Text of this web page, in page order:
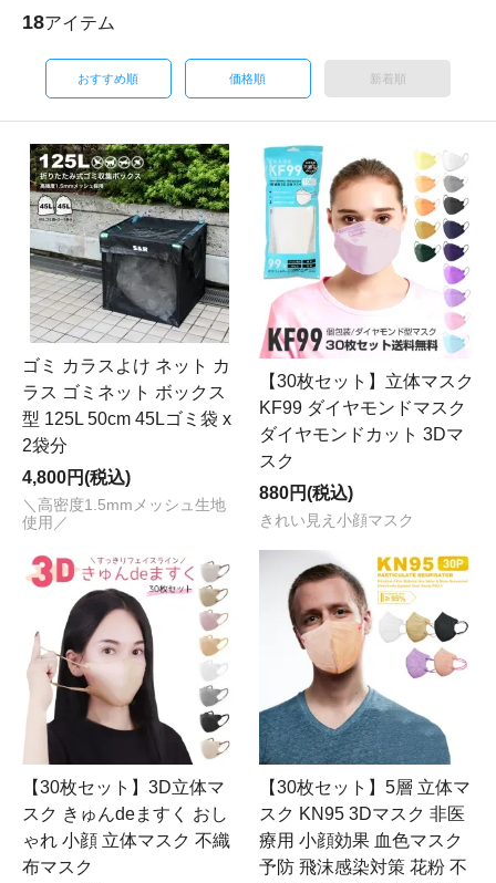
18アイテム
おすすめ順 価格順 新着順
ゴミ カラスよけ ネット カ
ラス ゴミネット ボックス
型 125L 50cm 45Lゴミ袋 x
2袋分
4,800円(税込)
＼高密度1.5mmメッシュ生地
使用／
【30枚セット】立体マスク
KF99 ダイヤモンドマスク
ダイヤモンドカット 3Dマ
スク
880円(税込)
きれい見え小顔マスク
【30枚セット】3D立体マ
スク きゅんdeますく おし
ゃれ 小顔 立体マスク 不織
布マスク
【30枚セット】5層 立体マ
スク KN95 3Dマスク 非医
療用 小顔効果 血色マスク
予防 飛沫感染対策 花粉 不